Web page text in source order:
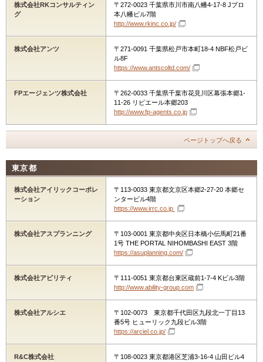
株式会社RKコンサルティン
グ
〒272-0023 千葉県市川市南八幡4-17-8 Jプロ
本八幡ビル7階
http://www.rkinc.co.jp/
株式会社アンツ
〒271-0091 千葉県松戸市本町18-4 NBF松戸ビ
ル8F
https://www.antscoltd.com/
FPエージェンツ株式会社
〒262-0033 千葉県千葉市花見川区幕張本郷1-
11-26 リビエール本郷203
http://www.fp-agents.co.jp
ページトップへ戻る
東京都
株式会社アイリックコーポレ
ーション
〒113-0033 東京都文京区本郷2-27-20 本郷セ
ンタービル4階
https://www.irrc.co.jp
株式会社アスプランニング
〒103-0001 東京都中央区日本橋小伝馬町21番
1号 THE PORTAL NIHOMBASHI EAST 3階
https://asuplanning.com/
株式会社アビリティ
〒111-0051 東京都台東区蔵前1-7-4 Kビル3階
http://www.ability-group.com
株式会社アルシエ
〒102-0073 東京都千代田区九段北一丁目13
番5号 ヒューリック九段ビル3階
https://arciel.co.jp/
R&C株式会社
〒108-0023 東京都港区芝浦3-16-4 山田ビル4